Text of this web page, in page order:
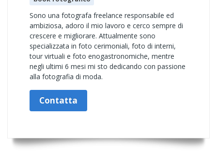
Sono una fotografa freelance responsabile ed
ambiziosa, adoro il mio lavoro e cerco sempre di
crescere e migliorare. Attualmente sono
specializzata in foto cerimoniali, foto di interni,
tour virtuali e foto enogastronomiche, mentre
negli ultimi 6 mesi mi sto dedicando con passione
alla fotografia di moda.
Contatta